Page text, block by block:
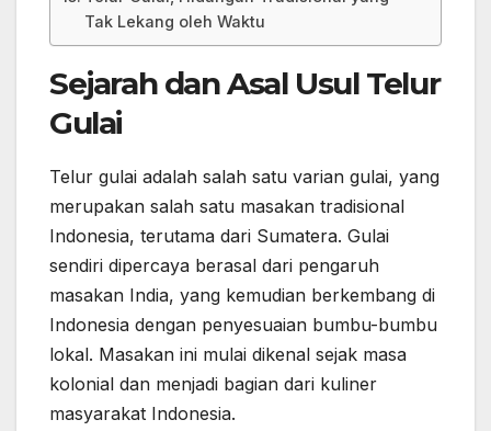
Tak Lekang oleh Waktu
Sejarah dan Asal Usul Telur
Gulai
Telur gulai adalah salah satu varian gulai, yang
merupakan salah satu masakan tradisional
Indonesia, terutama dari Sumatera. Gulai
sendiri dipercaya berasal dari pengaruh
masakan India, yang kemudian berkembang di
Indonesia dengan penyesuaian bumbu-bumbu
lokal. Masakan ini mulai dikenal sejak masa
kolonial dan menjadi bagian dari kuliner
masyarakat Indonesia.